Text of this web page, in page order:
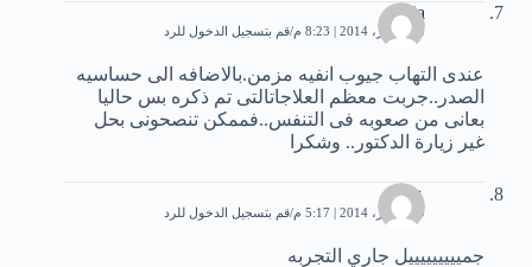
nadia
23 أكتوبر، 2014 | 8:23 م قم بتسجيل الدخول للرد
عندى التهاب جيوب انفيه مزمن.بالاضافه الى حساسيه
الصدر..جربت معظم العلاجاتالتى تم ذكره بس حاليا
بعانى من صعوبه فى التنفس..فممكن تنصحونى بحل
غير زيارة الدكتور.. وشكرا
علي
29 أكتوبر، 2014 | 5:17 م قم بتسجيل الدخول للرد
جميييييييييل جاري التجربه